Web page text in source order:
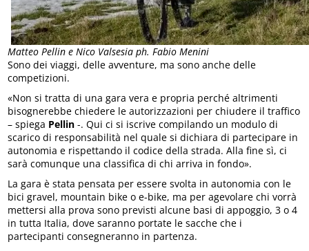
Matteo Pellin e Nico Valsesia ph. Fabio Menini
Sono dei viaggi, delle avventure, ma sono anche delle
competizioni.
«Non si tratta di una gara vera e propria perché altrimenti
bisognerebbe chiedere le autorizzazioni per chiudere il traffico
– spiega Pellin -. Qui ci si iscrive compilando un modulo di
scarico di responsabilità nel quale si dichiara di partecipare in
autonomia e rispettando il codice della strada. Alla fine sì, ci
sarà comunque una classifica di chi arriva in fondo».
La gara è stata pensata per essere svolta in autonomia con le
bici gravel, mountain bike o e-bike, ma per agevolare chi vorrà
mettersi alla prova sono previsti alcune basi di appoggio, 3 o 4
in tutta Italia, dove saranno portate le sacche che i
partecipanti consegneranno in partenza.